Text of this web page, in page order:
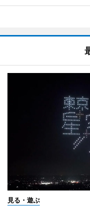
見る・遊ぶ